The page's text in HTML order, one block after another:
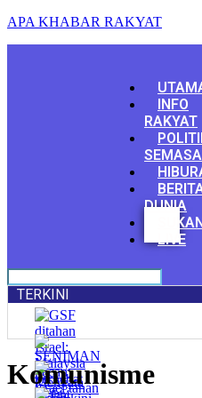
APA KHABAR RAKYAT
Menu
INFO
RAKYAT
SEMASA
DUNIA
LIVE
TERKINI
Komunisme